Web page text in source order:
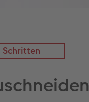
Schritten